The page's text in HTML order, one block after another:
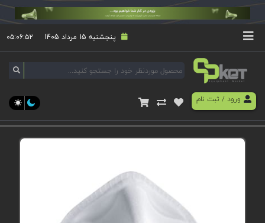
پنجشنبه 15 مرداد 1405 ۰۵:۰۶:۵۲
ورود/ ثبت نام